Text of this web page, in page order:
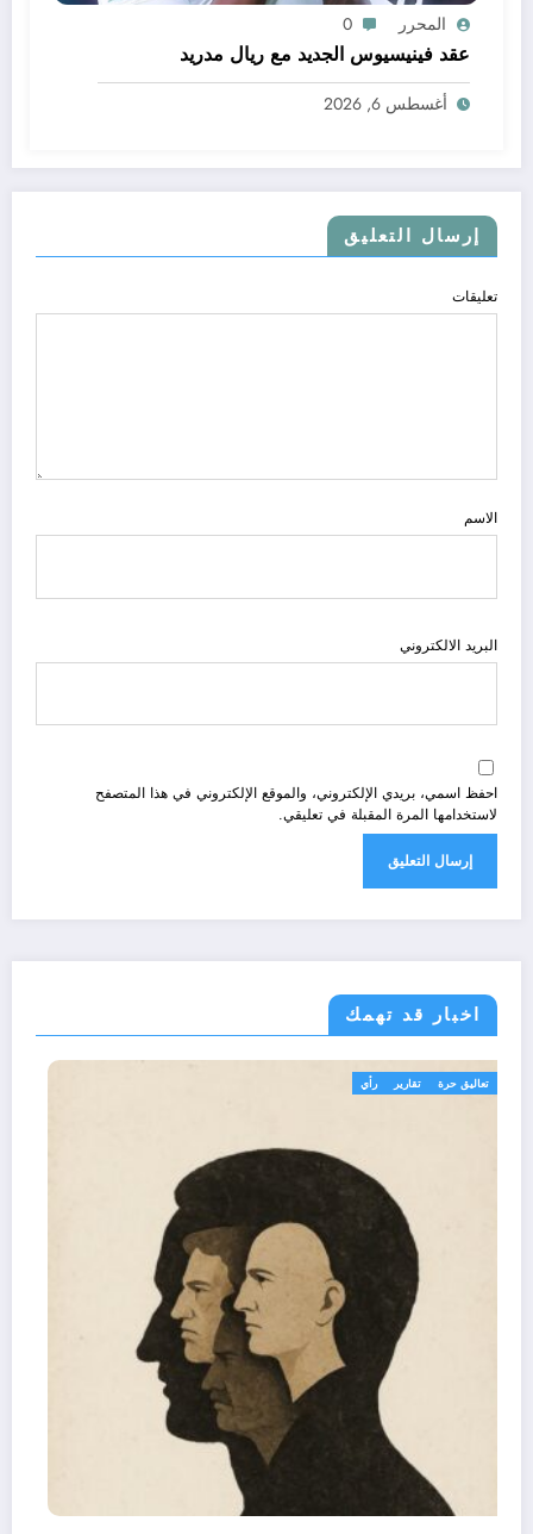
المحرر 0
عقد فينيسيوس الجديد مع ريال مدريد
أغسطس 6, 2026
إرسال التعليق
تعليقات
الاسم
البريد الالكتروني
احفظ اسمي، بريدي الإلكتروني، والموقع الإلكتروني في هذا المتصفح
لاستخدامها المرة المقبلة في تعليقي.
اخبار قد تهمك
تعاليق حرة